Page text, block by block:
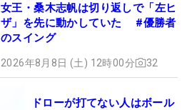
女王・桑木志帆は切り返しで「左ヒ
ザ」を先に動かしていた #優勝者
のスイング
2026年8月8日 (土) 12時00分 32
ドローが打てない人はボール